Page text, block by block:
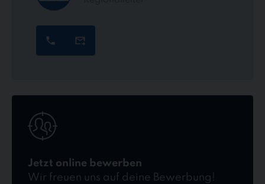
Jetzt online bewerben
Wir freuen uns auf deine Bewerbung!
online
bewerben